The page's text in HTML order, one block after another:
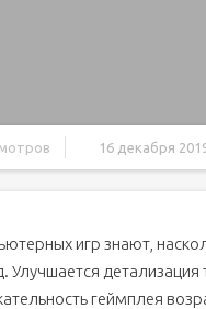
16 декабря
Managerигр знают,
детализация
геймплея